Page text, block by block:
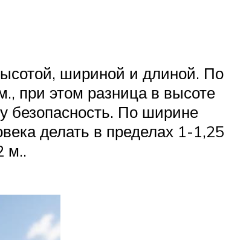
шириной и длиной. По
при этом разница в высоте
безопасность. По ширине
делать в пределах 1-1,25
м..